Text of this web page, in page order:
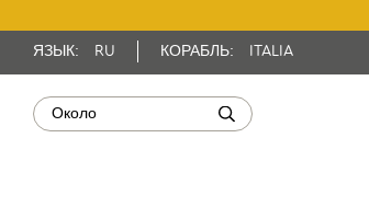
ЯЗЫК: RU КОРАБЛЬ: ITALIA